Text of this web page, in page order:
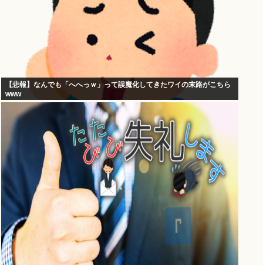
【悲報】なんでも「へへっｗ」って誤魔化してきたワイの末路がこちら
www